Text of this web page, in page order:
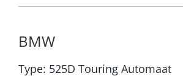
BMW
Type: 525D Touring Automaat